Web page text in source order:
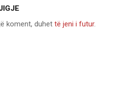
koment, duhet të jeni i futur.